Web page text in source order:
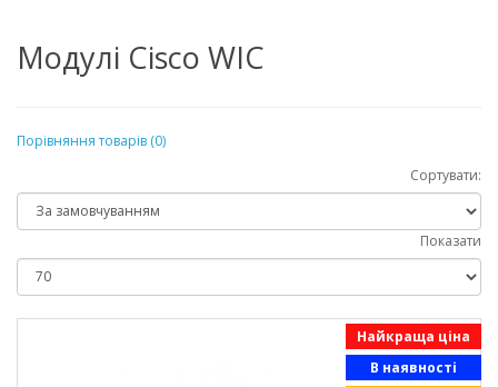
Модулі Cisco WIC
Порівняння товарів (0)
Сортувати:
Показати
Найкраща ціна
В наявності